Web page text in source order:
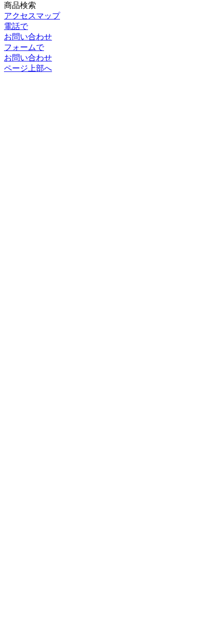
商品検索
アクセスマップ
電話で
お問い合わせ
フォームで
お問い合わせ
ページ上部へ